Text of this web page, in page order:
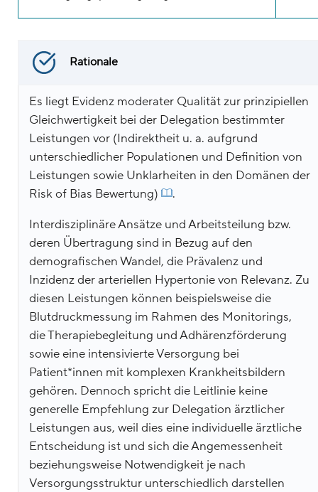
Rationale
Es liegt Evidenz moderater Qualität zur prinzipiellen
Gleichwertigkeit bei der Delegation bestimmter
Leistungen vor (Indirektheit u. a. aufgrund
unterschiedlicher Populationen und Definition von
Leistungen sowie Unklarheiten in den Domänen der
Risk of Bias Bewertung)
.
Interdisziplinäre Ansätze und Arbeitsteilung bzw.
deren Übertragung sind in Bezug auf den
demografischen Wandel, die Prävalenz und
Inzidenz der arteriellen Hypertonie von Relevanz. Zu
diesen Leistungen können beispielsweise die
Blutdruckmessung im Rahmen des Monitorings,
die Therapiebegleitung und Adhärenzförderung
sowie eine intensivierte Versorgung bei
Patient*innen mit komplexen Krankheitsbildern
gehören. Dennoch spricht die Leitlinie keine
generelle Empfehlung zur Delegation ärztlicher
Leistungen aus, weil dies eine individuelle ärztliche
Entscheidung ist und sich die Angemessenheit
beziehungsweise Notwendigkeit je nach
Versorgungsstruktur unterschiedlich darstellen